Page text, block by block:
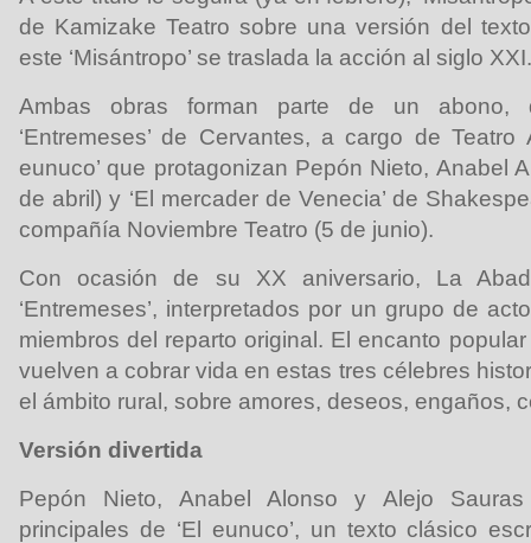
de Kamizake Teatro sobre una versión del
este ‘Misántropo’ se traslada la acción al siglo XXI.
Ambas obras forman parte de un abono,
‘Entremeses’ de Cervantes, a cargo de
eunuco’ que protagonizan Pepón Nieto, Anabel
de abril) y ‘El mercader de Venecia’ de
compañía Noviembre Teatro (5 de junio).
Con ocasión de su XX aniversario, La
‘Entremeses’, interpretados por un grupo de
miembros del reparto original. El encanto
vuelven a cobrar vida en estas tres célebres
el ámbito rural, sobre amores, deseos, engaños,
Versión divertida
Pepón Nieto, Anabel Alonso y Alejo
principales de ‘El eunuco’, un texto clásico